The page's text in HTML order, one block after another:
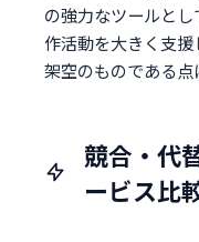
の強力なツールと
作活動を大きく支
架空のものである点
競合・代
ービス比